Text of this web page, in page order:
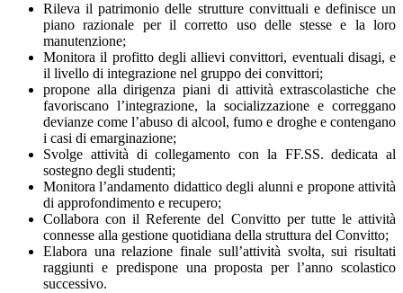
Rileva il patrimonio delle strutture convittuali e definisce un
piano razionale per il corretto uso delle stesse e la loro
manutenzione;
Monitora il profitto degli allievi convittori, eventuali disagi, e
il livello di integrazione nel gruppo dei convittori;
propone alla dirigenza piani di attività extrascolastiche che
favoriscano l’integrazione, la socializzazione e correggano
devianze come l’abuso di alcool, fumo e droghe e contengano
i casi di emarginazione;
Svolge attività di collegamento con la FF.SS. dedicata al
sostegno degli studenti;
Monitora l’andamento didattico degli alunni e propone attività
di approfondimento e recupero;
Collabora con il Referente del Convitto per tutte le attività
connesse alla gestione quotidiana della struttura del Convitto;
Elabora una relazione finale sull’attività svolta, sui risultati
raggiunti e predispone una proposta per l’anno scolastico
successivo.